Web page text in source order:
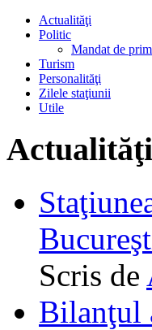
Actualităţi
Politic
Mandat de
Turism
Personalităţi
Zilele staţiunii
Utile
Actualităţi
Scris de
Bilanţul